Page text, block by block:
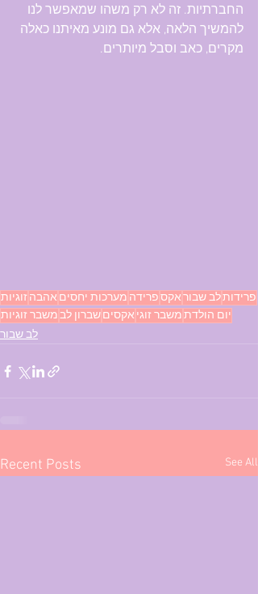
החברתיות. זה לא רק משהו שמאפשר לנו
להמשיך הלאה, אלא גם מונע מאיתנו כאלה
מקרים, כאב וסבל מיותרים.
זוגיותאהבה מערכות יחסים פרידהאקסלב שבורפרידות
משבר זוגיותשברון לבאקסים משבר זוגייום הולדת
לב שבור
Recent Posts See All